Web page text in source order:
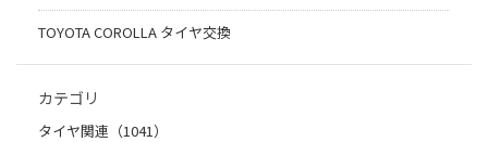
TOYOTA COROLLA タイヤ交換
カテゴリ
タイヤ関連（1041）